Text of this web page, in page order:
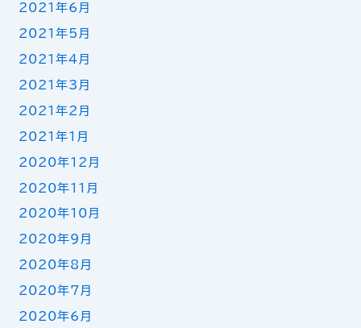
2021年6月
2021年5月
2021年4月
2021年3月
2021年2月
2021年1月
2020年12月
2020年11月
2020年10月
2020年9月
2020年8月
2020年7月
2020年6月